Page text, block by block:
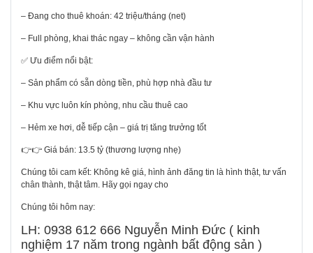
– Đang cho thuê khoán: 42 triệu/tháng (net)
– Full phòng, khai thác ngay – không cần vận hành
✅ Ưu điểm nổi bật:
– Sản phẩm có sẵn dòng tiền, phù hợp nhà đầu tư
– Khu vực luôn kín phòng, nhu cầu thuê cao
– Hẻm xe hơi, dễ tiếp cận – giá trị tăng trưởng tốt
👉👉 Giá bán: 13.5 tỷ (thương lượng nhẹ)
Chúng tôi cam kết: Không kê giá, hình ảnh đăng tin là hình thật, tư vấn
chân thành, thật tâm. Hãy gọi ngay cho
Chúng tôi hôm nay:
LH: 0938 612 666 Nguyễn Minh Đức ( kinh
nghiệm 17 năm trong ngành bất động sản )